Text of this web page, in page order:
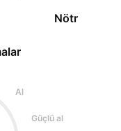
Nötr
Al
Güçlü al